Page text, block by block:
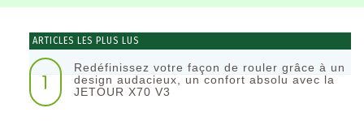
ARTICLES LES PLUS LUS
1
Redéfinissez votre façon de rouler grâce à un
design audacieux, un confort absolu avec la
JETOUR X70 V3